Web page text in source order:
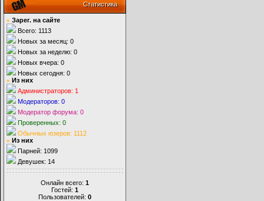
Статистика
» Зарег. на сайте
Всего: 1113
Новых за месяц: 0
Новых за неделю: 0
Новых вчера: 0
Новых сегодня: 0
» Из них
Администраторов: 1
Модераторов: 0
Модератор форума: 0
Проверенных: 0
Обычных юзеров: 1112
» Из них
Парней: 1099
Девушек: 14
Онлайн всего: 1
Гостей: 1
Пользователей: 0